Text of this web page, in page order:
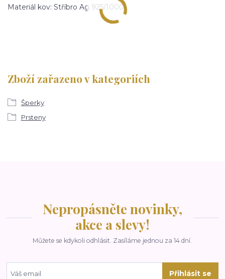
Materiál kov: Stříbro Ag 925/1000
Zboží zařazeno v kategoriích
Šperky
Prsteny
Nepropásněte novinky,
akce a slevy!
Můžete se kdykoli odhlásit. Zasíláme jednou za 14 dní.
Přihlásit se